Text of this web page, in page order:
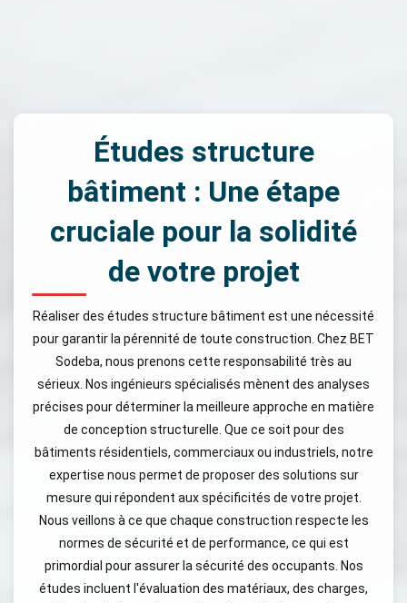
Études structure
bâtiment : Une étape
cruciale pour la solidité
de votre projet
Réaliser des études structure bâtiment est une nécessité
pour garantir la pérennité de toute construction. Chez BET
Sodeba, nous prenons cette responsabilité très au
sérieux. Nos ingénieurs spécialisés mènent des analyses
précises pour déterminer la meilleure approche en matière
de conception structurelle. Que ce soit pour des
bâtiments résidentiels, commerciaux ou industriels, notre
expertise nous permet de proposer des solutions sur
mesure qui répondent aux spécificités de votre projet.
Nous veillons à ce que chaque construction respecte les
normes de sécurité et de performance, ce qui est
primordial pour assurer la sécurité des occupants. Nos
études incluent l'évaluation des matériaux, des charges,